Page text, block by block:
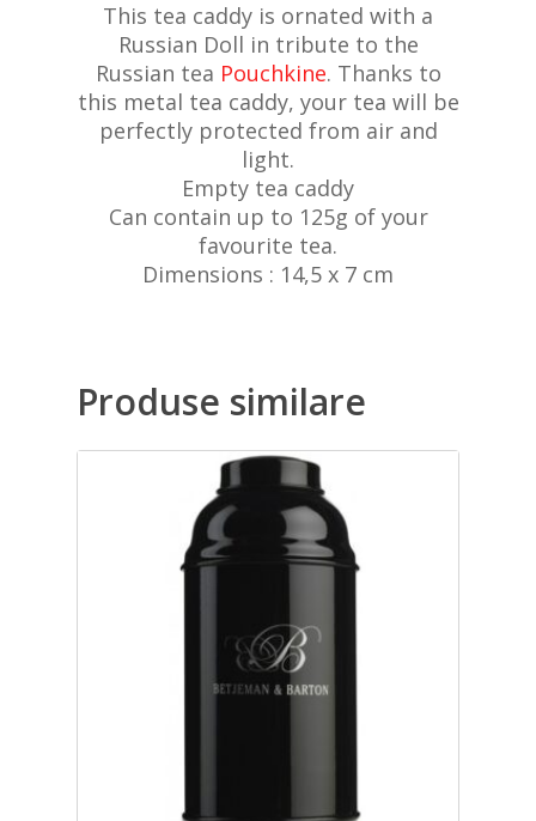
This tea caddy is ornated with a
Russian Doll in tribute to the
Russian tea Pouchkine. Thanks to
this metal tea caddy, your tea will be
perfectly protected from air and
light.
Empty tea caddy
Can contain up to 125g of your
favourite tea.
Dimensions : 14,5 x 7 cm
Produse similare